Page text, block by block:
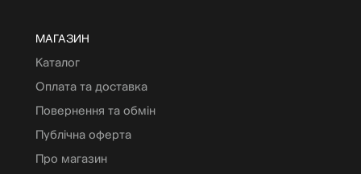
МАГАЗИН
Каталог
Оплата та доставка
Повернення та обмін
Публічна оферта
Про магазин